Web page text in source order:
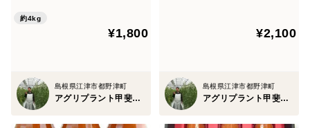
約4kg
¥1,800
島根県江津市都野津町
アグリプラント甲斐の木
¥2,100
島根県江津市都野津町
アグリプラント甲斐の木